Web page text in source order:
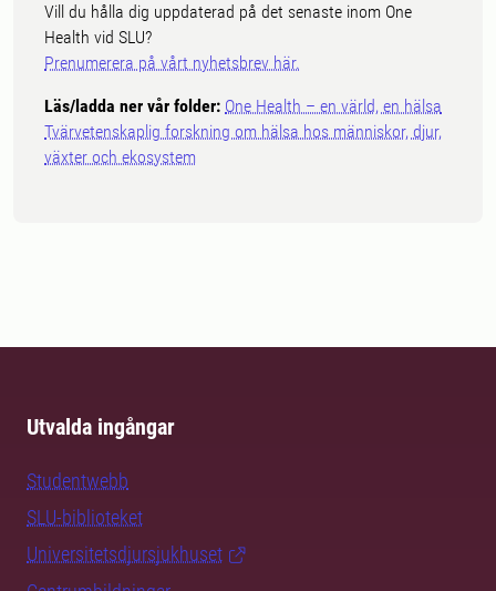
Vill du hålla dig uppdaterad på det senaste inom One
Health vid SLU?
Prenumerera på vårt nyhetsbrev här.
Läs/ladda ner vår folder: One Health – en värld, en hälsa
Tvärvetenskaplig forskning om hälsa hos människor, djur,
växter och ekosystem
Utvalda ingångar
Studentwebb
SLU-biblioteket
Universitetsdjursjukhuset